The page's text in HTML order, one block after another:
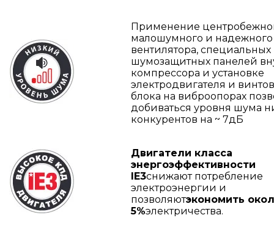
Применение
малошумного и надежного
вентилятора, специальных
шумозащитных панелей
компрессора и установке
электродвигателя и
блока на виброопорах
добиваться уровня шума
конкурентов на ~ 7дБ
Двигатели класса
энергоэффективности
IE3снижают потребление
электроэнергии и
позволяютэкономить
5%электричества.